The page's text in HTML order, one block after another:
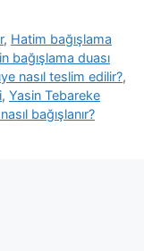
, Hatim bağışlama
bağışlama duası
nasıl teslim edilir?,
, Yasin Tebareke
bağışlanır?